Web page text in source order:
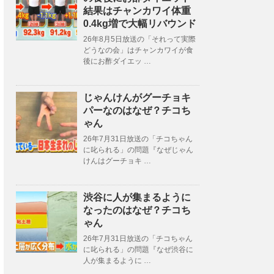
結果はチャンカワイ体重
0.4kg増で大幅リバウンド
26年8月5日放送の「それって実際
どうなの会」はチャンカワイが食
後にお酢ダイエッ …
じゃんけんがグーチョキ
パーなのはなぜ？チコち
ゃん
26年7月31日放送の「チコちゃん
に叱られる」の問題『なぜじゃん
けんはグーチョキ …
渋谷に人が集まるように
なったのはなぜ？チコち
ゃん
26年7月31日放送の「チコちゃん
に叱られる」の問題『なぜ渋谷に
人が集まるように …